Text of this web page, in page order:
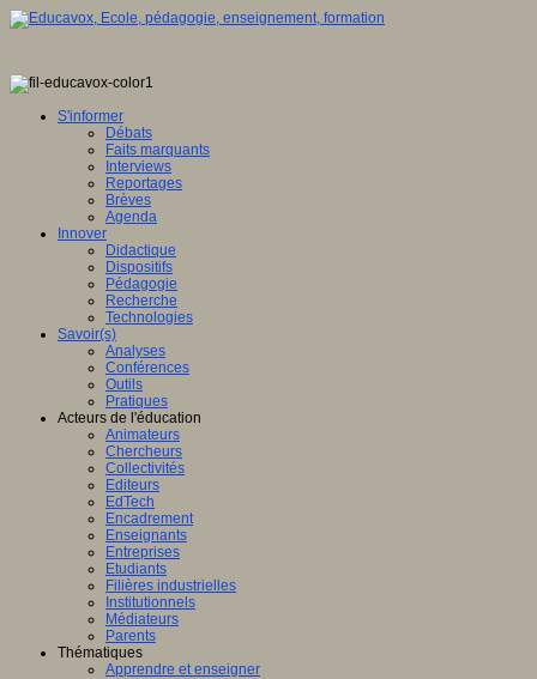
S'informer
Débats
Faits marquants
Interviews
Reportages
Brèves
Agenda
Innover
Didactique
Dispositifs
Pédagogie
Recherche
Technologies
Savoir(s)
Analyses
Conférences
Outils
Pratiques
Acteurs de l'éducation
Animateurs
Chercheurs
Collectivités
Editeurs
EdTech
Encadrement
Enseignants
Entreprises
Etudiants
Filières industrielles
Institutionnels
Médiateurs
Parents
Thématiques
Apprendre et enseigner